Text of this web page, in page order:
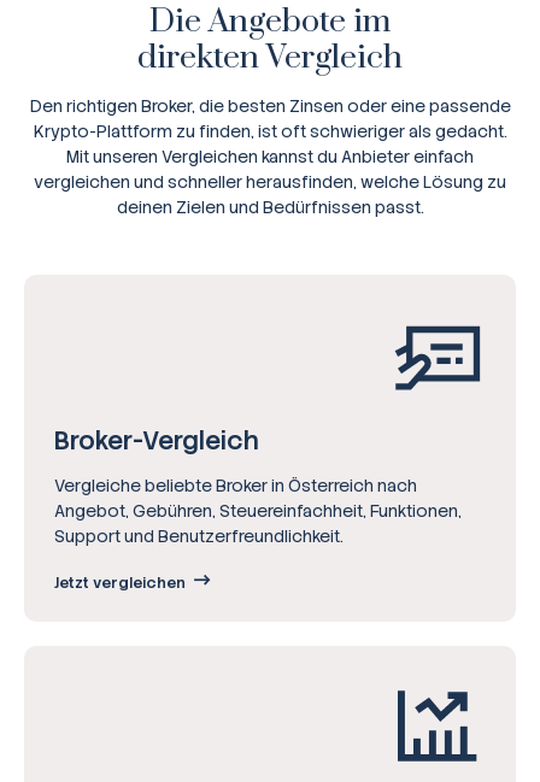
Die Angebote im
direkten Vergleich
Den richtigen Broker, die besten Zinsen oder eine passende
Krypto-Plattform zu finden, ist oft schwieriger als gedacht.
Mit unseren Vergleichen kannst du Anbieter einfach
vergleichen und schneller herausfinden, welche Lösung zu
deinen Zielen und Bedürfnissen passt.
Broker-Vergleich
Vergleiche beliebte Broker in Österreich nach
Angebot, Gebühren, Steuereinfachheit, Funktionen,
Support und Benutzerfreundlichkeit.
Jetzt vergleichen